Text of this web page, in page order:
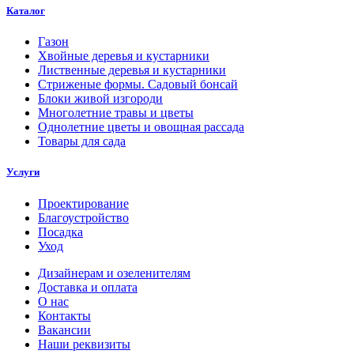
Каталог
Газон
Хвойные деревья и кустарники
Лиственные деревья и кустарники
Стриженые формы. Садовый бонсай
Блоки живой изгороди
Многолетние травы и цветы
Однолетние цветы и овощная рассада
Товары для сада
Услуги
Проектирование
Благоустройство
Посадка
Уход
Дизайнерам и озеленителям
Доставка и оплата
О нас
Контакты
Вакансии
Наши реквизиты